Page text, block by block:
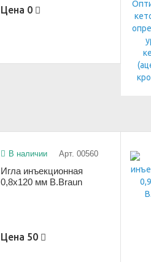
Цена 0
В наличии Арт. 00560
Игла инъекционная
0,8х120 мм B.Braun
Цена 50